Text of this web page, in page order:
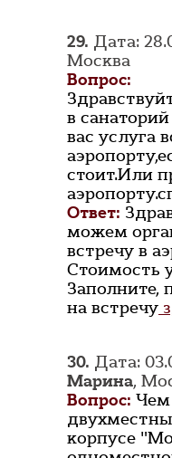
29. Дата:
Москва
Вопрос:
в
вас услуга
стоит.Или
Ответ:
можем
встречу в
Стоимость
Заполните,
на встречу
30. Дата:
Марина,
Вопрос: Чем
корпусе